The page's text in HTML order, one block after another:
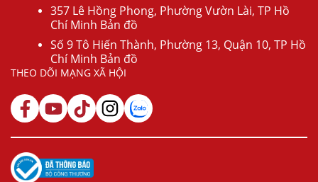
357 Lê Hồng Phong, Phường Vườn Lài, TP Hồ
Chí Minh Bản đồ
Số 9 Tô Hiến Thành, Phường 13, Quận 10, TP Hồ
Chí Minh Bản đồ
THEO DÕI MẠNG XÃ HỘI